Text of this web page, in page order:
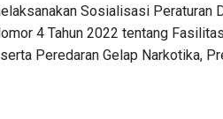
Sosialisasi Peraturan
4 Tahun 2022 tentang
Peredaran Gelap Narkotika,